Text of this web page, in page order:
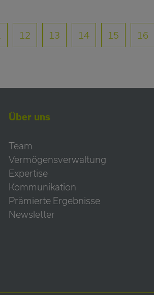
12 13 14 15 16
Über uns
Team
Vermögensverwaltung
Expertise
Kommunikation
Prämierte Ergebnisse
Newsletter